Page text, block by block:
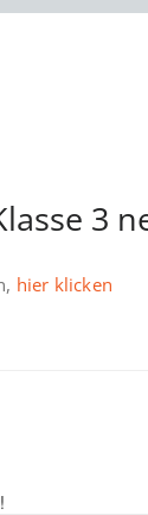
3
hier klicken